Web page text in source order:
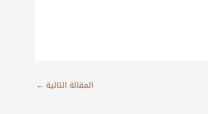
المقالة التالية ←